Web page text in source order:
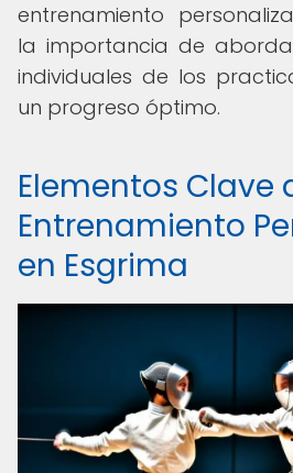
entrenamiento
la importancia de
individuales de los
un progreso óptimo.
Elementos Clave
Entrenamiento
en Esgrima